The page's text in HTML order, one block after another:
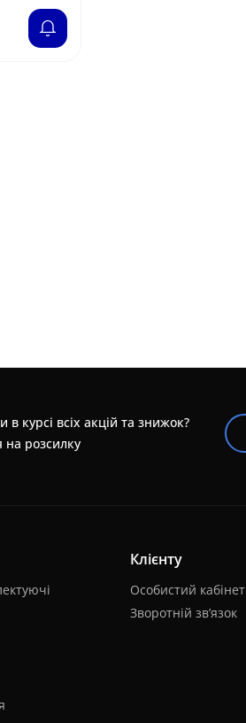
в курсі всіх акцій та знижок?
на розсилку
Клієнту
Особистий кабінет
Зворотній зв’язок